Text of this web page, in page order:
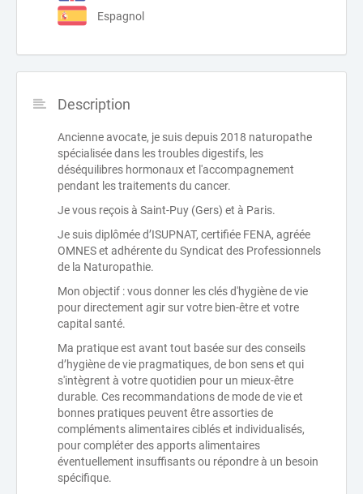
Espagnol
Description
Ancienne avocate, je suis depuis 2018 naturopathe
spécialisée dans les troubles digestifs, les
déséquilibres hormonaux et l'accompagnement
pendant les traitements du cancer.
Je vous reçois à Saint-Puy (Gers) et à Paris.
Je suis diplômée d’ISUPNAT, certifiée FENA, agréée
OMNES et adhérente du Syndicat des Professionnels
de la Naturopathie.
Mon objectif : vous donner les clés d'hygiène de vie
pour directement agir sur votre bien-être et votre
capital santé.
Ma pratique est avant tout basée sur des conseils
d’hygiène de vie pragmatiques, de bon sens et qui
s'intègrent à votre quotidien pour un mieux-être
durable. Ces recommandations de mode de vie et
bonnes pratiques peuvent être assorties de
compléments alimentaires ciblés et individualisés,
pour compléter des apports alimentaires
éventuellement insuffisants ou répondre à un besoin
spécifique.